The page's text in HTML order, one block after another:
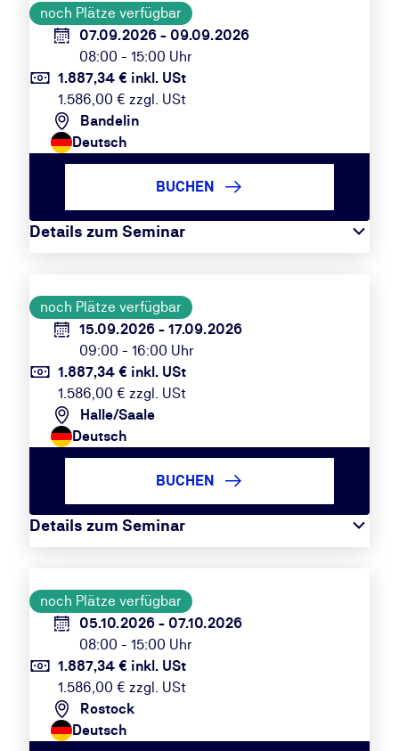
noch Plätze verfügbar
07.09.2026 - 09.09.2026
08:00 - 15:00 Uhr
1.887,34 € inkl. USt
1.586,00 € zzgl. USt
Bandelin
Deutsch
Details zum Seminar
BUCHEN
noch Plätze verfügbar
15.09.2026 - 17.09.2026
09:00 - 16:00 Uhr
1.887,34 € inkl. USt
1.586,00 € zzgl. USt
Halle/Saale
Deutsch
Details zum Seminar
BUCHEN
noch Plätze verfügbar
05.10.2026 - 07.10.2026
08:00 - 15:00 Uhr
1.887,34 € inkl. USt
1.586,00 € zzgl. USt
Rostock
Deutsch